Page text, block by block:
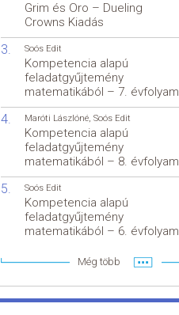
Grim és Oro – Dueling
Crowns Kiadás
Soós Edit
Kompetencia alapú
feladatgyűjtemény
matematikából – 7. évfolyam
Maróti Lászlóné, Soós Edit
Kompetencia alapú
feladatgyűjtemény
matematikából – 8. évfolyam
Soós Edit
Kompetencia alapú
feladatgyűjtemény
matematikából – 6. évfolyam
Még több